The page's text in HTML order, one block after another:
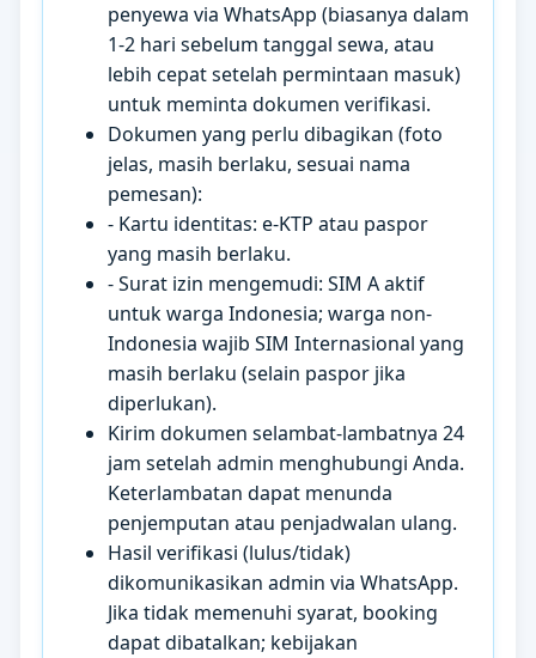
penyewa via WhatsApp (biasanya dalam
1-2 hari sebelum tanggal sewa, atau
lebih cepat setelah permintaan masuk)
untuk meminta dokumen verifikasi.
Dokumen yang perlu dibagikan (foto
jelas, masih berlaku, sesuai nama
pemesan):
- Kartu identitas: e-KTP atau paspor
yang masih berlaku.
- Surat izin mengemudi: SIM A aktif
untuk warga Indonesia; warga non-
Indonesia wajib SIM Internasional yang
masih berlaku (selain paspor jika
diperlukan).
Kirim dokumen selambat-lambatnya 24
jam setelah admin menghubungi Anda.
Keterlambatan dapat menunda
penjemputan atau penjadwalan ulang.
Hasil verifikasi (lulus/tidak)
dikomunikasikan admin via WhatsApp.
Jika tidak memenuhi syarat, booking
dapat dibatalkan; kebijakan